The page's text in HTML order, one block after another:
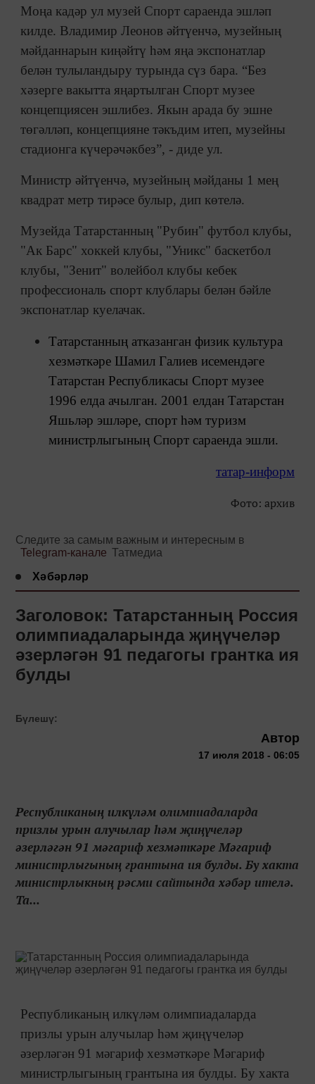
Моңа кадәр ул музей Спорт сараенда эшләп
килде. Владимир Леонов әйтүенчә, музейның
мәйданнарын киңәйтү һәм яңа экспонатлар
белән тулыландыру турында сүз бара. “Без
хәзерге вакытта яңартылган Спорт музее
концепциясен эшлибез. Якын арада бу эшне
төгәлләп, концепцияне тәкъдим итеп, музейны
стадионга күчерәчәкбез”, - диде ул.
Министр әйтүенчә, музейның мәйданы 1 мең
квадрат метр тирәсе булыр, дип көтелә.
Музейда Татарстанның "Рубин" футбол клубы,
"Ак Барс" хоккей клубы, "Уникс" баскетбол
клубы, "Зенит" волейбол клубы кебек
профессиональ спорт клублары белән бәйле
экспонатлар куелачак.
Татарстанның атказанган физик культура
хезмәткәре Шамил Галиев исемендәге
Татарстан Республикасы Спорт музее
1996 елда ачылган. 2001 елдан Татарстан
Яшьләр эшләре, спорт һәм туризм
министрлыгының Спорт сараенда эшли.
татар-информ
Фото: архив
Следите за самым важным и интересным в
Telegram-канале Татмедиа
Хәбәрләр
Заголовок: Татарстанның Россия
олимпиадаларында җиңүчеләр
әзерләгән 91 педагогы грантка ия
булды
Бүлешү:
Автор
17 июля 2018 - 06:05
Республиканың илкүләм олимпиадаларда
призлы урын алучылар һәм җиңүчеләр
әзерләгән 91 мәгариф хезмәткәре Мәгариф
министрлыгының грантына ия булды. Бу хакта
министрлыкның рәсми сайтында хәбәр ителә.
Та...
Республиканың илкүләм олимпиадаларда
призлы урын алучылар һәм җиңүчеләр
әзерләгән 91 мәгариф хезмәткәре Мәгариф
министрлыгының грантына ия булды. Бу хакта